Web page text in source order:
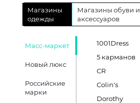
Магазины
одежды
Магазины обуви и
аксессуаров
Масс-маркет
Новый люкс
Российские
марки
1001Dress
5 карманов
CR
Colin's
Dorothy